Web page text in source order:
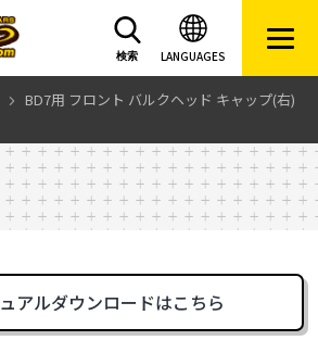
LANGUAGES
検索
BD7用 フロント バルクヘッド キャップ(右)
アルダウンロードはこちら